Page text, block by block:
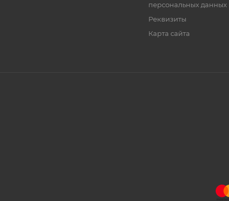
персональных данных
Реквизиты
Карта сайта